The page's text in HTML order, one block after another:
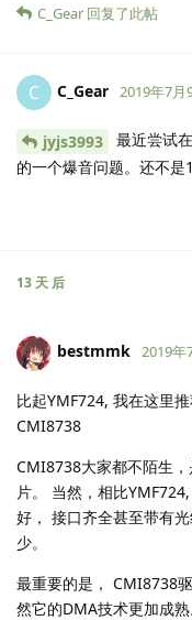
C_Gear 回复了此帖
C C_Gear 2019年7月
jyjs3993
最近尝试
的一个爆音问题。还不是
13 天 后
bestmmk 2019年
比起YMF724, 我在这里
CMI8738
CMI8738大家都不陌生
片。 当然，相比
好， 接口齐全甚至带有
少。
最重要的是， CMI8738
然它的DMA技术更加成